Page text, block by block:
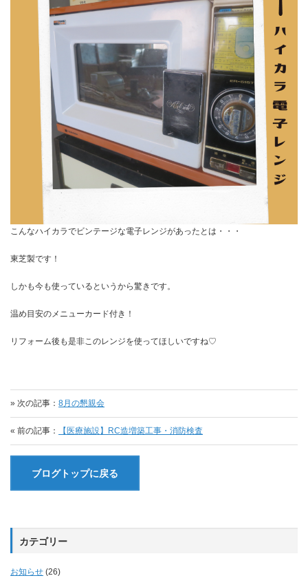
こんなハイカラでビンテージな電子レンジがあったとは・・・
東芝製です！
しかも今も使っているというから驚きです。
温め目安のメニューカード付き！
リフォーム後も是非このレンジを使ってほしいですね♡
» 次の記事： 8月の懇親会
« 前の記事： 【医療施設】RC造増築工事・消防検査
ブログトップに戻る
カテゴリー
お知らせ (26)